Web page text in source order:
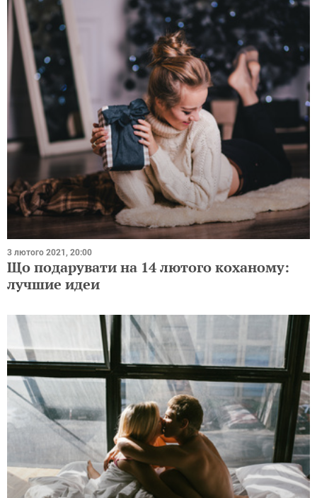
3 лютого 2021, 20:00
Що подарувати на 14 лютого коханому:
лучшие идеи